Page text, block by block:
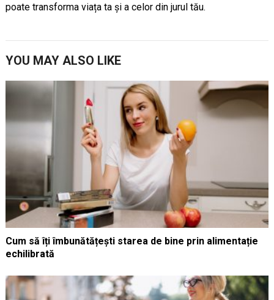
poate transforma viața ta și a celor din jurul tău.
YOU MAY ALSO LIKE
Cum să îți îmbunătățești starea de bine prin alimentație
echilibrată